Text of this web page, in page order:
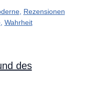
, Rezensionen
, Wahrheit
des